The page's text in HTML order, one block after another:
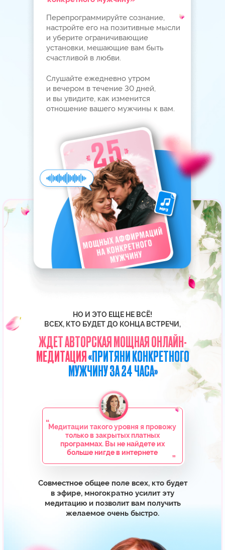
Основатель топовой
онлайн-школы
Сертифицированный
коуч ICF
Обладатель золотой
кнопки YouTube
ПОЧЕМУ ВЫ МОЖЕТЕ
ДОВЕРЯТЬ ЕЛИЗАВЕТЕ
АВТОР ДВУХ КНИГ-
изучает Силу Мысли,
БОЛЕЕ 20 ЛЕТ
подписчиков на YouTube-
БОЛЕЕ 1 400 000+
курса «Секреты счастливых
отношений» счастливы в любви
16 935 ВЫПУСКНИЦ
по всему миру выбрали
Елизавету своим учителем
БОЛЕЕ 100 000 ЧЕЛОВЕК
«Исполняем любовные желания»
«Как исполнить заветное
желание за 30 дней»